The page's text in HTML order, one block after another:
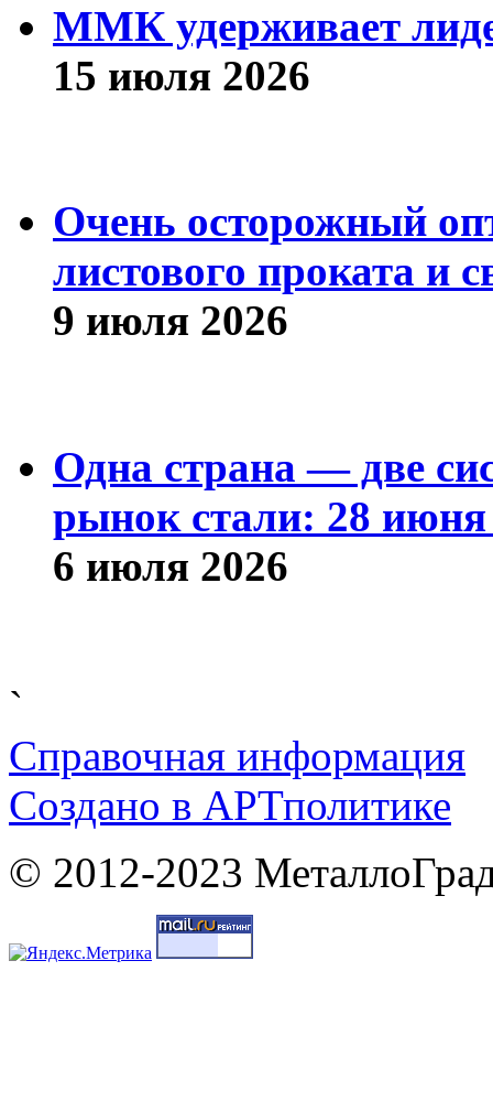
ММК удерживает
15 июля 2026
Очень осторожный
листового проката и
9 июля 2026
Одна страна — две
рынок стали: 28
6 июля 2026
`
Справочная информация
Cоздано в АРТполитике
© 2012-2023